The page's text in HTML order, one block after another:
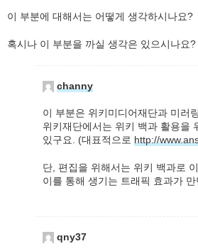
이 부분에 대해서는 어떻게 생각하시나요?
혹시나 이 부분을 까실 생각은 있으시나요?
channy
이 부분은 위키미디어재단과 미러
위키재단에서는 위키 백과 활용을
있구요. (대표적으로 http://
단, 편집을 위해서는 위키 백과로
이를 통해 생기는 트래픽 효과가 만
qny37